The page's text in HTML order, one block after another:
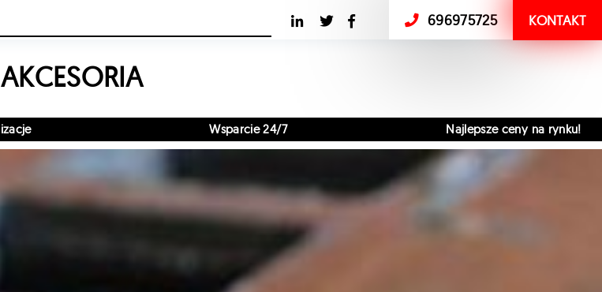
696975725 KONTAKT
AKCESORIA
Wsparcie 24/7 Najlepsze ceny na rynku!